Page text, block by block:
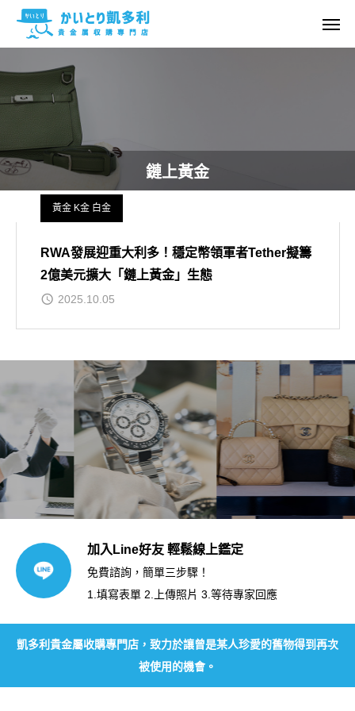
鏈上黃金
黃金 K金 白金
RWA發展迎重大利多！穩定幣領軍者Tether擬籌
2億美元擴大「鏈上黃金」生態
2025.10.05
加入Line好友 輕鬆線上鑑定
免費諮詢，簡單三步驟！
1.填寫表單 2.上傳照片 3.等待專家回應
凱多利貴金屬收購專門店，致力於讓曾是某人珍愛的舊物得到再次
被使用的機會。